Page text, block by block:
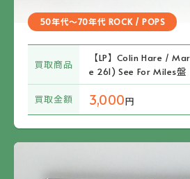
50年代～70年代 ROCK / POPS
買取商品
【LP】Colin Hare /
e 261) See For Miles盤
買取金額 3,000円